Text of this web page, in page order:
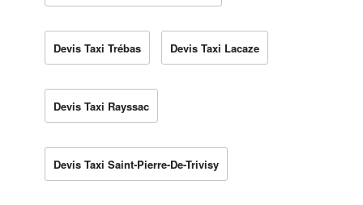
Devis Taxi Trébas Devis Taxi Lacaze
Devis Taxi Rayssac
Devis Taxi Saint-Pierre-De-Trivisy